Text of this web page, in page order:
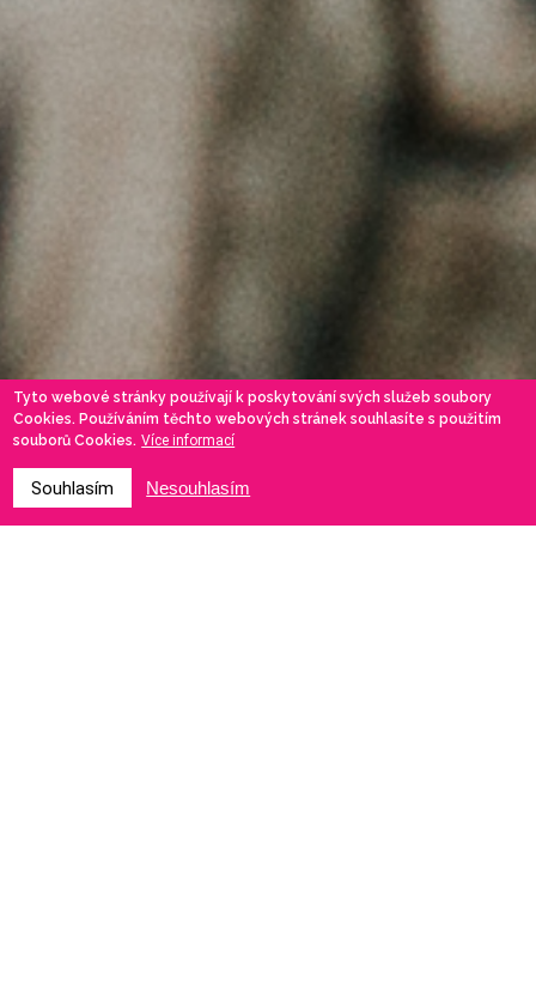
Tyto webové stránky používají k poskytování svých služeb soubory
Cookies. Používáním těchto webových stránek souhlasíte s použitím
souborů Cookies. Více informací
Souhlasím Nesouhlasím